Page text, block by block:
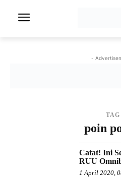
-
TAG
poin
Catat! Ini
RUU
1 April 2020,